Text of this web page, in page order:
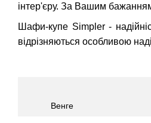
інтер'єру. За Вашим
Шафи-купе Simpler -
відрізняються особливою
Венге